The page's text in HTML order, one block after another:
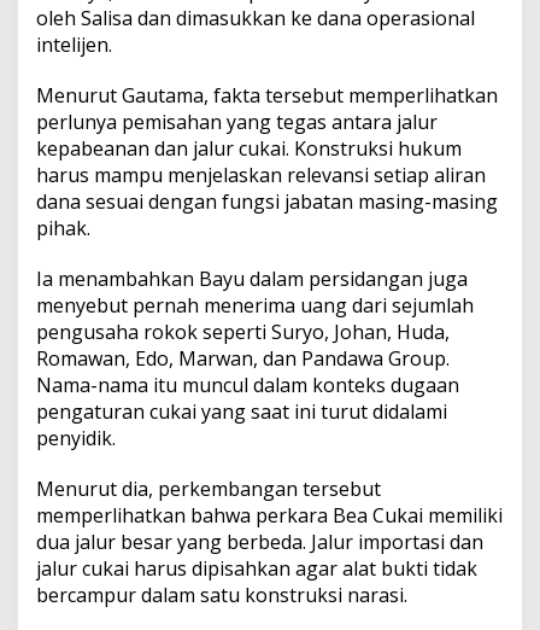
oleh Salisa dan dimasukkan ke dana operasional
intelijen.
Menurut Gautama, fakta tersebut memperlihatkan
perlunya pemisahan yang tegas antara jalur
kepabeanan dan jalur cukai. Konstruksi hukum
harus mampu menjelaskan relevansi setiap aliran
dana sesuai dengan fungsi jabatan masing-masing
pihak.
Ia menambahkan Bayu dalam persidangan juga
menyebut pernah menerima uang dari sejumlah
pengusaha rokok seperti Suryo, Johan, Huda,
Romawan, Edo, Marwan, dan Pandawa Group.
Nama-nama itu muncul dalam konteks dugaan
pengaturan cukai yang saat ini turut didalami
penyidik.
Menurut dia, perkembangan tersebut
memperlihatkan bahwa perkara Bea Cukai memiliki
dua jalur besar yang berbeda. Jalur importasi dan
jalur cukai harus dipisahkan agar alat bukti tidak
bercampur dalam satu konstruksi narasi.